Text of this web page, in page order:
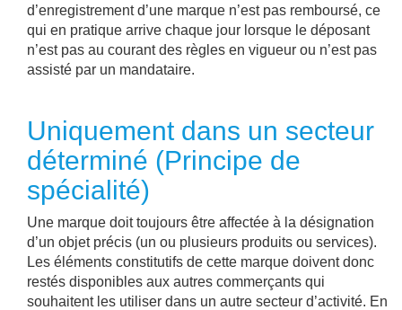
d’enregistrement d’une marque n’est pas remboursé, ce
qui en pratique arrive chaque jour lorsque le déposant
n’est pas au courant des règles en vigueur ou n’est pas
assisté par un mandataire.
Uniquement dans un secteur
déterminé (Principe de
spécialité)
Une marque doit toujours être affectée à la désignation
d’un objet précis (un ou plusieurs produits ou services).
Les éléments constitutifs de cette marque doivent donc
restés disponibles aux autres commerçants qui
souhaitent les utiliser dans un autre secteur d’activité. En